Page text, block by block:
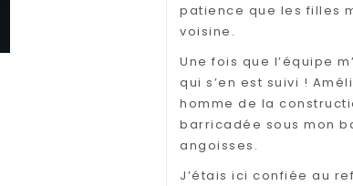
patience que les filles
voisine.
Une fois que l’équipe
qui s’en est suivi !
homme de la
barricadée sous mon
angoisses.
J’étais ici confiée au